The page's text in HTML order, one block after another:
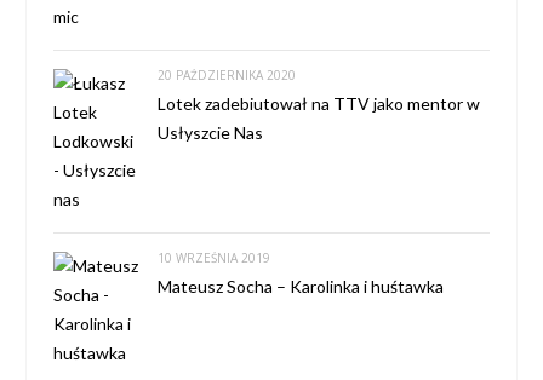
20 PAŹDZIERNIKA 2020
Lotek zadebiutował na TTV jako mentor w
Usłyszcie Nas
10 WRZEŚNIA 2019
Mateusz Socha – Karolinka i huśtawka